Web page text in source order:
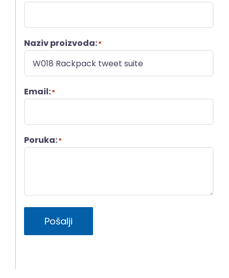
Naziv proizvoda:*
Email:*
Poruka:*
Pošalji